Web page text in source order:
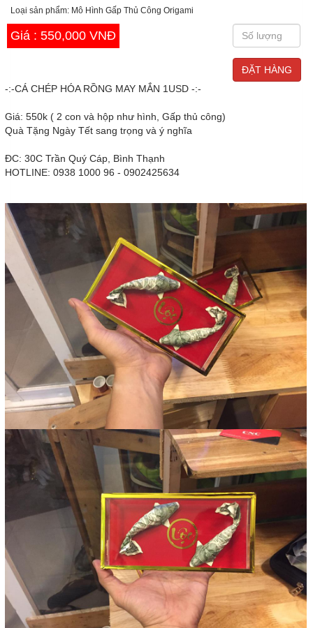
Loại sản phẩm: Mô Hình Gấp Thủ Công Origami
Giá : 550,000 VNĐ
-:-CÁ CHÉP HÓA RỒNG MAY MẮN 1USD -:-
Giá: 550k ( 2 con và hộp như hình, Gấp thủ công)
Quà Tặng Ngày Tết sang trọng và ý nghĩa
ĐC: 30C Trần Quý Cáp, Bình Thạnh
HOTLINE: 0938 1000 96 - 0902425634